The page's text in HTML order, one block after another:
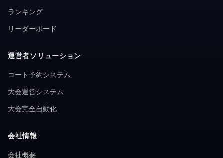
ランキング
リーダーボード
運営者ソリューション
コート予約システム
大会運営システム
大会完全自動化
会社情報
会社概要